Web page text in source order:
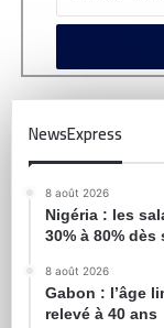
NewsExpress
8 août 2026
Nigéria : les
30% à 80% dès
8 août 2026
Gabon : l’âge
relevé à 40 ans